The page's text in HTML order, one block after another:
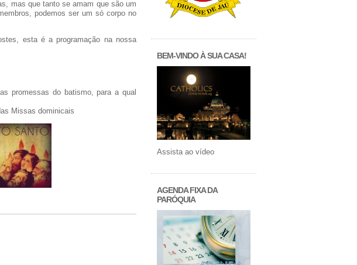
mas que tanto se amam que são um
podemos ser um só corpo no
esta é a programação na nossa
promessas do batismo, para a qual
Missas dominicais
BEM-VINDO À SUA CASA!
Assista ao vídeo
AGENDA FIXA DA
PARÓQUIA